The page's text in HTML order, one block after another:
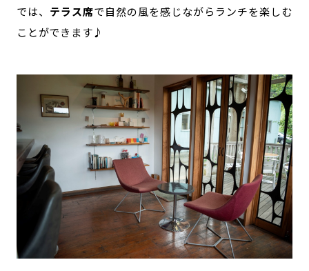
では、 テラス席で自然の風を感じながらランチを楽しむ
ことができます♪